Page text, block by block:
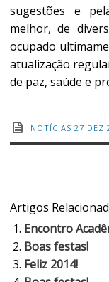
sugestões e
melhor, de
ocupado
atualização
de paz, saúde e
NOTÍCIAS 27 DEZ
Artigos
Encontro
Boas festas!
Feliz 2014!